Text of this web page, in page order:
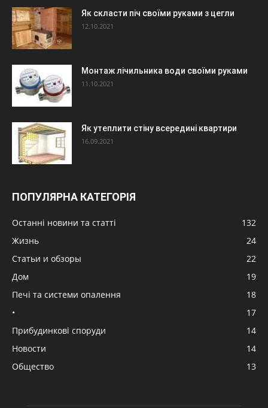
Як скласти піч своїми руками з цегли
12.10.2021
Монтаж лічильника води своїми руками
11.10.2021
Як утеплити стіну всередині квартири
16.09.2021
ПОПУЛЯРНА КАТЕГОРІЯ
Останні новини та статті
132
Жизнь
24
Статьи и обзоры
22
Дом
19
Печі та системи опалення
18
•
17
Прибудинкові споруди
14
Новости
14
Общество
13